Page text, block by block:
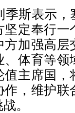
季斯表示
坚定奉行
方加强高
、体育等
值主席国
作，维护
。